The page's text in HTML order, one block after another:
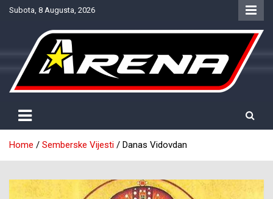
SkipSubota, 8 Augusta, 2026
NTV Arena
Home Semberske Vijesti Danas Vidovdan